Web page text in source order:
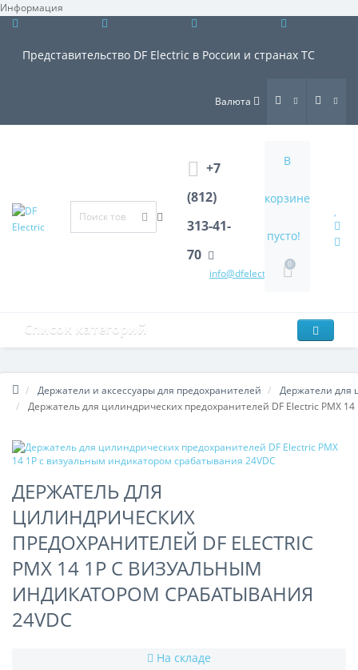
Информация ×
Представительство DF Electric в России и странах ТС
Валюта
+7
(812)
313-41-
70
info@dfelectric.ru
В
корзине
пусто!
0
Список категорий
Держатели и аксессуары для предохранителей
Держатели для
Держатель для цилиндрических предохранителей DF Electric PMX
ДЕРЖАТЕЛЬ ДЛЯ
ЦИЛИНДРИЧЕСКИХ
ПРЕДОХРАНИТЕЛЕЙ DF ELECTRIC
PMX 14 1P C ВИЗУАЛЬНЫМ
ИНДИКАТОРОМ СРАБАТЫВАНИЯ
24VDC
На складе